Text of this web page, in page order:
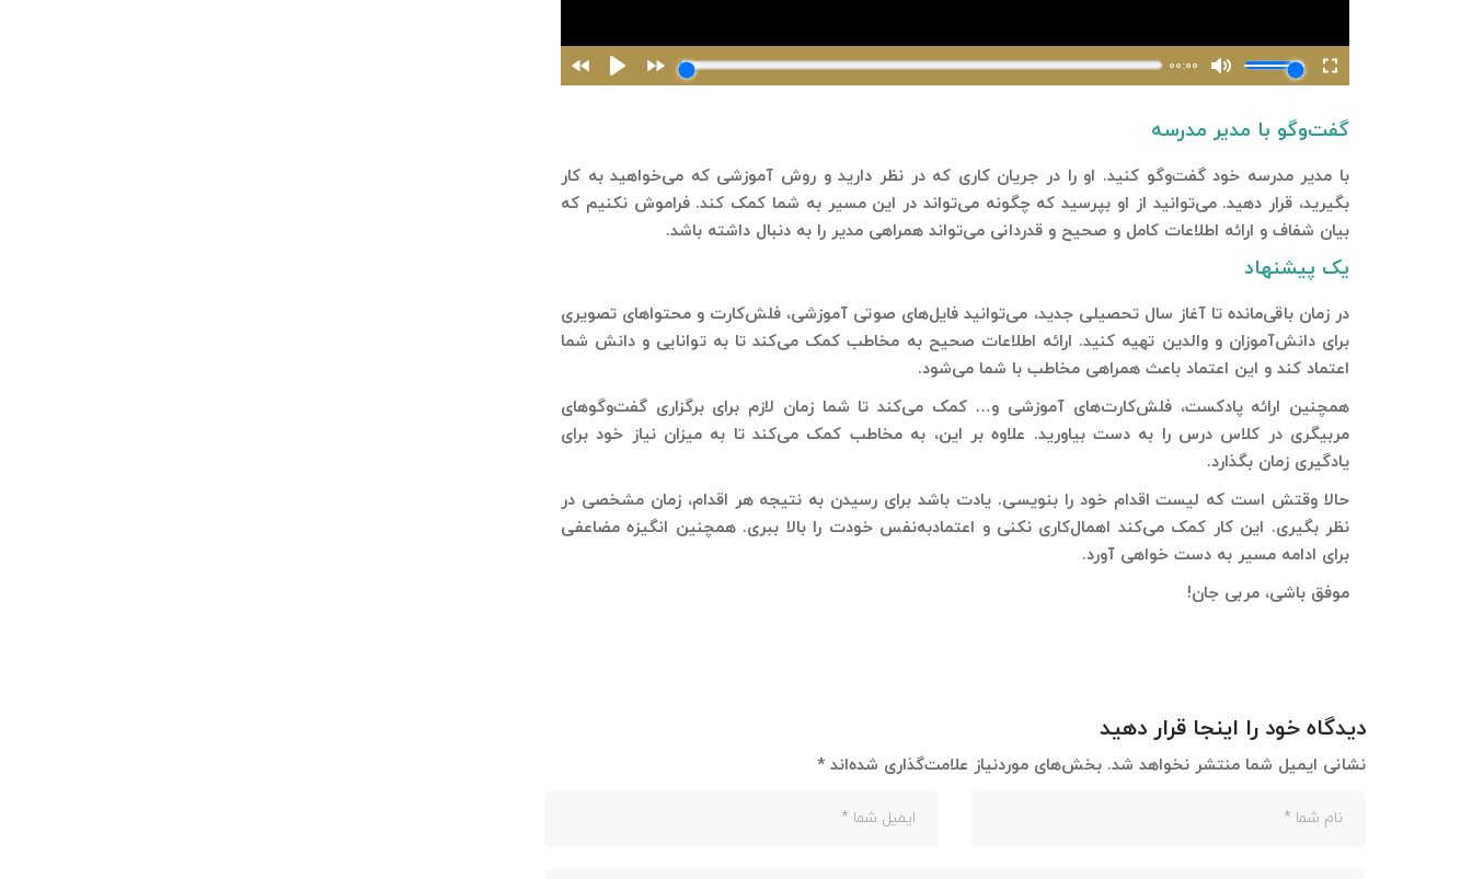
گفت‌وگو با مدیر مدرسه
با مدیر مدرسه خود گفت‌وگو کنید. او را در جریان کاری که در نظر دارید و روش آموزشی که می‌خواهید به کار
بگیرید، قرار دهید. می‌توانید از او بپرسید که چگونه می‌تواند در این مسیر به شما کمک کند. فراموش نکنیم که
بیان شفاف و ارائه اطلاعات کامل و صحیح و قدردانی می‌تواند همراهی مدیر را به دنبال داشته باشد.
یک پیشنهاد
در زمان باقی‌مانده تا آغاز سال تحصیلی جدید، می‌توانید فایل‌های صوتی آموزشی، فلش‌کارت و محتواهای تصویری
برای دانش‌آموزان و والدین تهیه کنید. ارائه اطلاعات صحیح به مخاطب کمک می‌کند تا به توانایی و دانش شما
اعتماد کند و این اعتماد باعث همراهی مخاطب با شما می‌شود.
همچنین ارائه پادکست، فلش‌کارت‌های آموزشی و… کمک می‌کند تا شما زمان لازم برای برگزاری گفت‌وگوهای
مربیگری در کلاس درس را به دست بیاورید. علاوه بر این، به مخاطب کمک می‌کند تا به میزان نیاز خود برای
یادگیری زمان بگذارد.
حالا وقتش است که لیست اقدام خود را بنویسی. یادت باشد برای رسیدن به نتیجه هر اقدام، زمان مشخصی در
نظر بگیری. این کار کمک می‌کند اهمال‌کاری نکنی و اعتمادبه‌نفس خودت را بالا ببری. همچنین انگیزه مضاعفی
برای ادامه مسیر به دست خواهی آورد.
موفق باشی، مربی جان!
دیدگاه خود را اینجا قرار دهید
نشانی ایمیل شما منتشر نخواهد شد. بخش‌های موردنیاز علامت‌گذاری شده‌اند *